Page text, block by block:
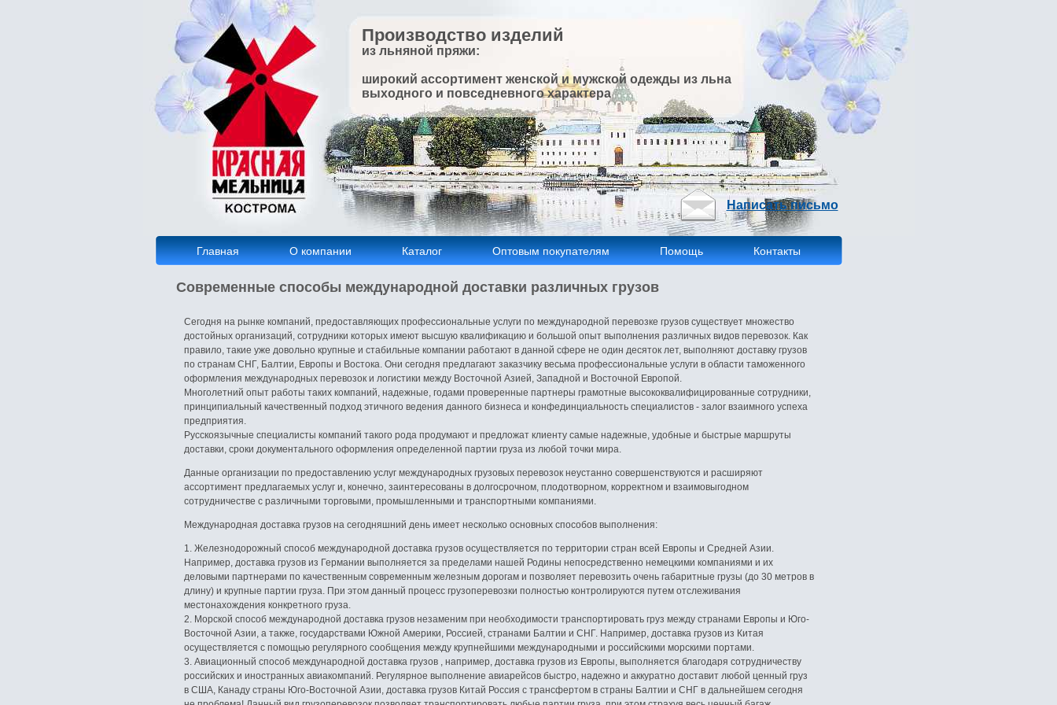
Производство изделий
из льняной пряжи:
широкий ассортимент женской и мужской одежды из льна
выходного и повседневного характера
Написать письмо
Главная О компании Каталог Оптовым покупателям Помощь Контакты
Современные способы международной доставки различных грузов
Сегодня на рынке компаний, предоставляющих профессиональные услуги по международной перевозке грузов существует множество
достойных организаций, сотрудники которых имеют высшую квалификацию и большой опыт выполнения различных видов перевозок. Как
правило, такие уже довольно крупные и стабильные компании работают в данной сфере не один десяток лет, выполняют доставку грузов
по странам СНГ, Балтии, Европы и Востока. Они сегодня предлагают заказчику весьма профессиональные услуги в области таможенного
оформления международных перевозок и логистики между Восточной Азией, Западной и Восточной Европой.
Многолетний опыт работы таких компаний, надежные, годами проверенные партнеры грамотные высококвалифицированные сотрудники,
принципиальный качественный подход этичного ведения данного бизнеса и конфединциальность специалистов - залог взаимного успеха
предприятия.
Русскоязычные специалисты компаний такого рода продумают и предложат клиенту самые надежные, удобные и быстрые маршруты
доставки, сроки документального оформления определенной партии груза из любой точки мира.
Данные организации по предоставлению услуг международных грузовых перевозок неустанно совершенствуются и расширяют
ассортимент предлагаемых услуг и, конечно, заинтересованы в долгосрочном, плодотворном, корректном и взаимовыгодном
сотрудничестве с различными торговыми, промышленными и транспортными компаниями.
Международная доставка грузов на сегодняшний день имеет несколько основных способов выполнения:
1. Железнодорожный способ международной доставка грузов осуществляется по территории стран всей Европы и Средней Азии.
Например, доставка грузов из Германии выполняется за пределами нашей Родины непосредственно немецкими компаниями и их
деловыми партнерами по качественным современным железным дорогам и позволяет перевозить очень габаритные грузы (до 30 метров в
длину) и крупные партии груза. При этом данный процесс грузоперевозки полностью контролируются путем отслеживания
местонахождения конкретного груза.
2. Морской способ международной доставка грузов незаменим при необходимости транспортировать груз между странами Европы и Юго-
Восточной Азии, а также, государствами Южной Америки, Россией, странами Балтии и СНГ. Например, доставка грузов из Китая
осуществляется с помощью регулярного сообщения между крупнейшими международными и российскими морскими портами.
3. Авиационный способ международной доставка грузов , например, доставка грузов из Европы, выполняется благодаря сотрудничеству
российских и иностранных авиакомпаний. Регулярное выполнение авиарейсов быстро, надежно и аккуратно доставит любой ценный груз
в США, Канаду страны Юго-Восточной Азии, доставка грузов Китай Россия с трансфертом в страны Балтии и СНГ в дальнейшем сегодня